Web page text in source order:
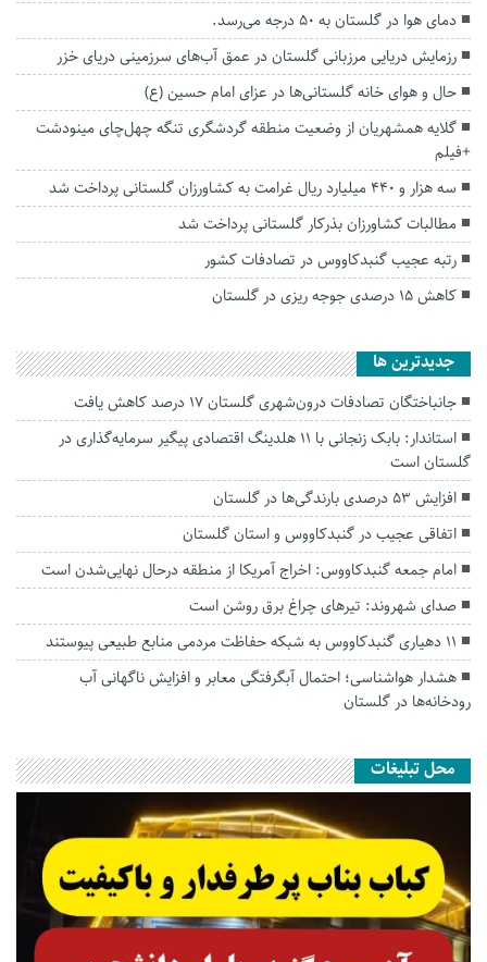
دمای هوا در گلستان به ۵۰ درجه می‌رسد.
رزمایش دریایی مرزبانی گلستان در عمق آب‌های سرزمینی دریای خزر
حال و هوای خانه‌ گلستانی‌ها در عزای امام حسین (ع)
گلایه همشهریان از وضعیت منطقه گردشگری تنگه چهل‌چای مینودشت
+فیلم
سه هزار و ۴۴۰ میلیارد ریال غرامت به کشاورزان گلستانی پرداخت شد
مطالبات کشاورزان بذرکار گلستانی پرداخت شد
رتبه عجیب گنبدکاووس در تصادفات کشور
کاهش ۱۵ درصدی جوجه ریزی در گلستان
جديدترين ها
جانباختگان تصادفات درون‌شهری گلستان ۱۷ درصد کاهش یافت
استاندار: بابک زنجانی با ۱۱ هلدینگ اقتصادی پیگیر سرمایه‌گذاری در
گلستان است
افزایش ۵۳ درصدی بارندگی‌ها در گلستان
اتفاقی عجیب در‌ گنبدکاووس و استان گلستان
امام جمعه گنبدکاووس: اخراج آمریکا از منطقه درحال نهایی‌شدن است
صدای شهروند: تیرهای چراغ برق روشن است
۱۱ دهیاری گنبدکاووس به شبکه حفاظت مردمی منابع طبیعی پیوستند
هشدار هواشناسی؛ احتمال آبگرفتگی معابر و افزایش ناگهانی آب
رودخانه‌ها در گلستان
محل تبلیغات